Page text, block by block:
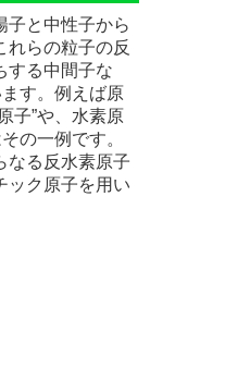
と中性子から
れらの粒子の反
する中間子な
す。例えば原
子”や、水素原
の一例です。
なる反水素原子
ック原子を用い